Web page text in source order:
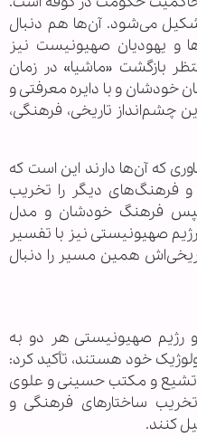
می‌شود. آن‌ها هم دنبال
و یهودیان صهیونیست نیز
بازگشت «ماشیا» در زمان
خودشان و با دایره معرفتی و
چشم‌انداز تاریخی، فرهنگی،
که آن‌ها دارند این است که
فرهنگ‌های دیگر را تخریب
سپس فرهنگ خودشان و مدل
صهیونیستی نیز با تفسیر
همین مسیر را دنبال
و رژیم صهیونیستی هر دو به
خود هستند، تأکید کرد:
تشیع و مکتب حسینی و علوی
ساختارهای فرهنگی و
کنند.